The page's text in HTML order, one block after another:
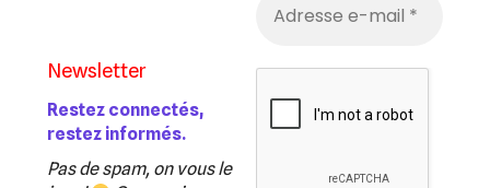
Newsletter
Restez connectés,
restez informés.
Pas de spam, on vous le